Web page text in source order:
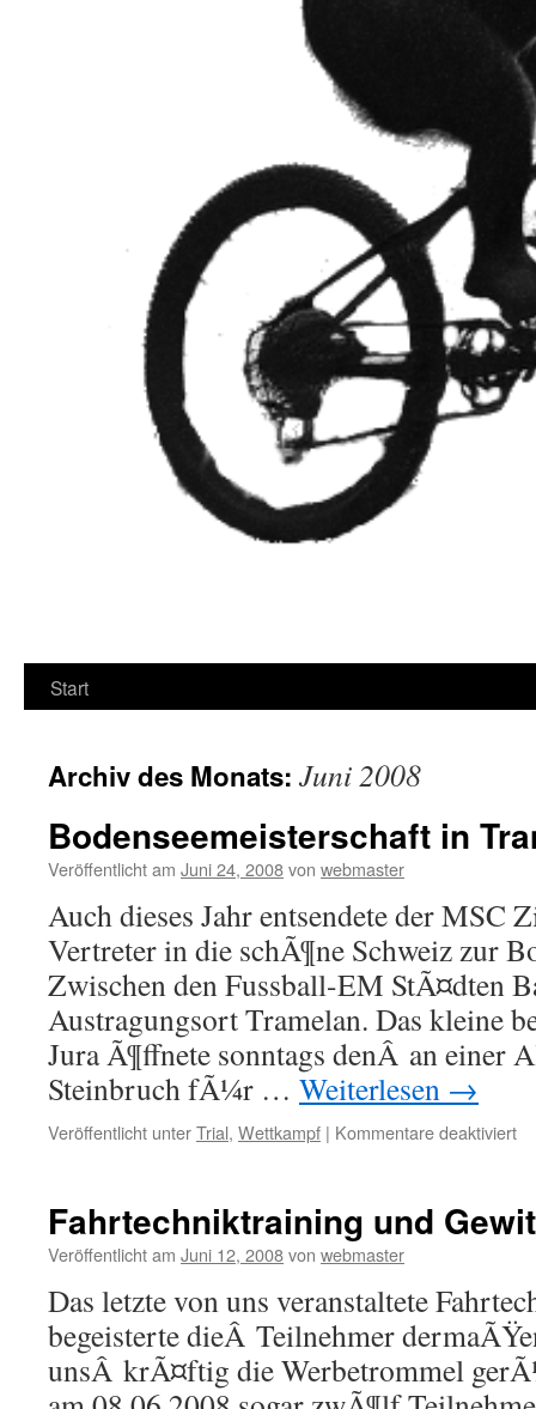
Start
Archiv des Monats: Juni 2008
Bodenseemeisterschaft in
Veröffentlicht am Juni 24, 2008von webmaster
Auch dieses Jahr entsendete der MSC
Vertreter in die schÃ¶ne Schweiz zur
Zwischen den Fussball-EM StÃ¤dten
Austragungsort Tramelan. Das kleine
Jura Ã¶ffnete sonntags denÂ an einer
Steinbruch fÃ¼r … Weiterlesen →
Veröffentlicht unterTrial, Wettkampf | Kommentare deaktiviertfür
Fahrtechniktraining und
Veröffentlicht am Juni 12, 2008von webmaster
Das letzte von uns veranstaltete
begeisterte dieÂ Teilnehmer
unsÂ krÃ¤ftig die Werbetrommel